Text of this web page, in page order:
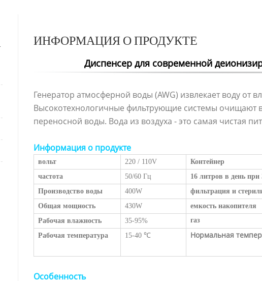
ИНФОРМАЦИЯ О ПРОДУКТЕ
Диспенсер для современной
Генератор атмосферной воды (AWG) извлекает воду от
Высокотехнологичные фильтрующие системы очищают
переносной воды. Вода из воздуха - это самая чистая
Информация о продукте
вольт 220 / 110V
Контейнер
частота
50/60 Гц
16 литров в день
Производство воды
400W
фильтрация и
Общая мощность
430W
емкость накопителя
Рабочая влажность
35-95%
газ
Рабочая температура
15-40 ℃ Нормальная
Особенность